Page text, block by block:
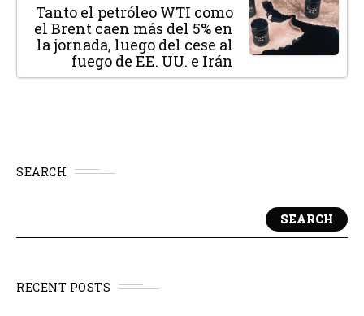
Tanto el petróleo WTI como
el Brent caen más del 5% en
la jornada, luego del cese al
fuego de EE. UU. e Irán
SEARCH
SEARCH
RECENT POSTS